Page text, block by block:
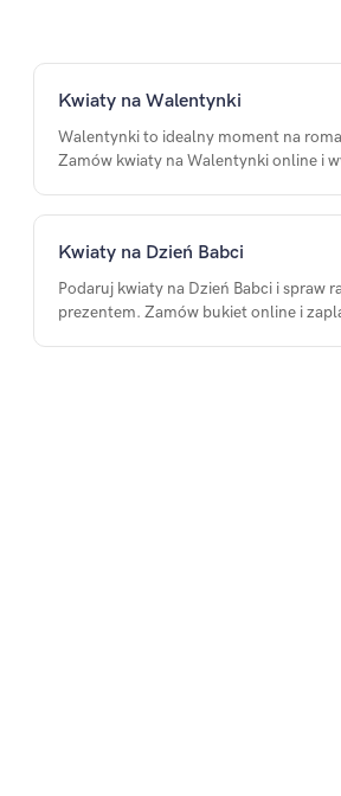
Kwiaty na Walentynki
Walentynki to idealny moment na
Zamów kwiaty na Walentynki online i
Kwiaty na Dzień Babci
Podaruj kwiaty na Dzień Babci i spraw
prezentem. Zamów bukiet online i